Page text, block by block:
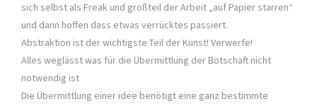
sich selbst als Freak und großteil der Arbeit „auf Papier starren“
und dann hoffen dass etwas verrücktes passiert.
Abstraktion ist der wichtigste Teil der Kunst! Verwerfe!
Alles weglässt was für die Übermittlung der Botschaft nicht
notwendig ist
Die Übermittlung einer idee benötigt eine ganz bestimmte